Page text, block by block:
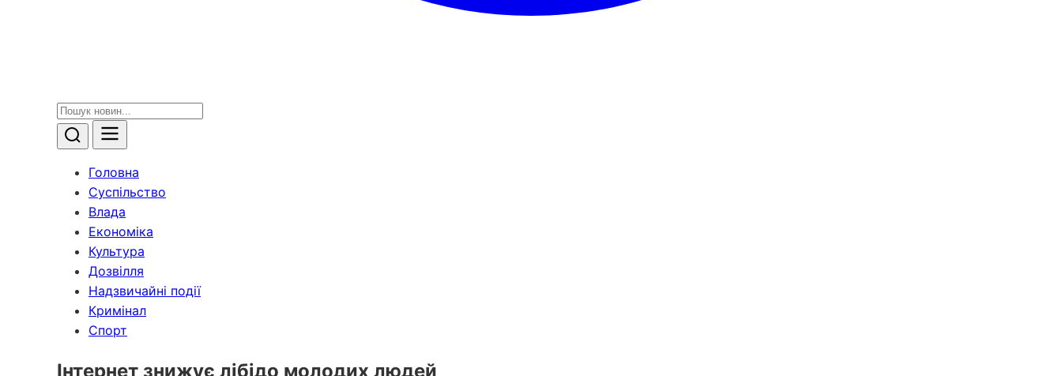
Головна
Суспільство
Влада
Економіка
Культура
Дозвілля
Надзвичайні події
Кримінал
Спорт
Інтернет знижує лібідо молодих людей